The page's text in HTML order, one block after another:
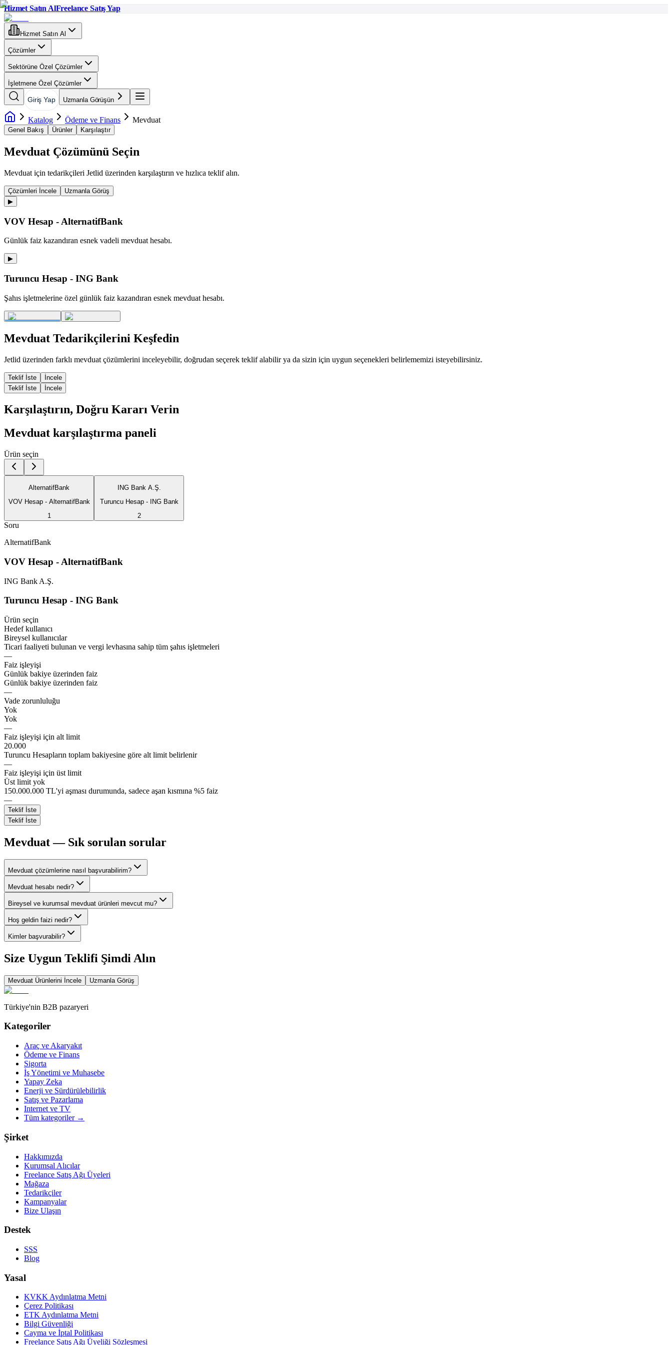
Hizmet Satın AlFreelance Satış Yap
Hizmet Satın Al
Çözümler
Sektörüne Özel Çözümler
İşletmene Özel Çözümler
Giriş Yap Uzmanla Görüşün
Katalog Ödeme ve Finans Mevduat
Genel Bakış Ürünler Karşılaştır
Mevduat Çözümünü Seçin
Mevduat için tedarikçileri Jetlid üzerinden karşılaştırın ve hızlıca teklif alın.
Çözümleri İncele
Uzmanla Görüş
▶
VOV Hesap - AlternatifBank
Günlük faiz kazandıran esnek vadeli mevduat hesabı.
▶
Turuncu Hesap - ING Bank
Şahıs işletmelerine özel günlük faiz kazandıran esnek mevduat hesabı.
Mevduat Tedarikçilerini Keşfedin
Jetlid üzerinden farklı mevduat çözümlerini inceleyebilir, doğrudan seçerek teklif alabilir ya da sizin için uygun seçenekleri belirlememizi isteyebilirsiniz.
Teklif İste
İncele
Teklif İste
İncele
Karşılaştırın, Doğru Kararı Verin
Mevduat karşılaştırma paneli
Ürün seçin
AlternatifBank
VOV Hesap - AlternatifBank
1
ING Bank A.Ş.
Turuncu Hesap - ING Bank
2
Soru
AlternatifBank
VOV Hesap - AlternatifBank
ING Bank A.Ş.
Turuncu Hesap - ING Bank
Ürün seçin
Hedef kullanıcı
Bireysel kullanıcılar
Ticari faaliyeti bulunan ve vergi levhasına sahip tüm şahıs işletmeleri
—
Faiz işleyişi
Günlük bakiye üzerinden faiz
Günlük bakiye üzerinden faiz
—
Vade zorunluluğu
Yok
Yok
—
Faiz işleyişi için alt limit
20.000
Turuncu Hesapların toplam bakiyesine göre alt limit belirlenir
—
Faiz işleyişi için üst limit
Üst limit yok
150.000.000 TL'yi aşması durumunda, sadece aşan kısmına %5 faiz
—
Teklif İste
Teklif İste
Mevduat— Sık sorulan sorular
Mevduat çözümlerine nasıl başvurabilirim?
Mevduat hesabı nedir?
Bireysel ve kurumsal mevduat ürünleri mevcut mu?
Hoş geldin faizi nedir?
Kimler başvurabilir?
Size Uygun Teklifi Şimdi Alın
Mevduat Ürünlerini İncele Uzmanla Görüş
Türkiye'nin B2B pazaryeri
Kategoriler
Araç ve Akaryakıt
Ödeme ve Finans
Sigorta
İş Yönetimi ve Muhasebe
Yapay Zeka
Enerji ve Sürdürülebilirlik
Satış ve Pazarlama
Internet ve TV
Tüm kategoriler→
Şirket
Hakkımızda
Kurumsal Alıcılar
Freelance Satış Ağı Üyeleri
Mağaza
Tedarikçiler
Kampanyalar
Bize Ulaşın
Destek
SSS
Blog
Yasal
KVKK Aydınlatma Metni
Çerez Politikası
ETK Aydınlatma Metni
Bilgi Güvenliği
Cayma ve İptal Politikası
Freelance Satış Ağı Üyeliği Sözleşmesi